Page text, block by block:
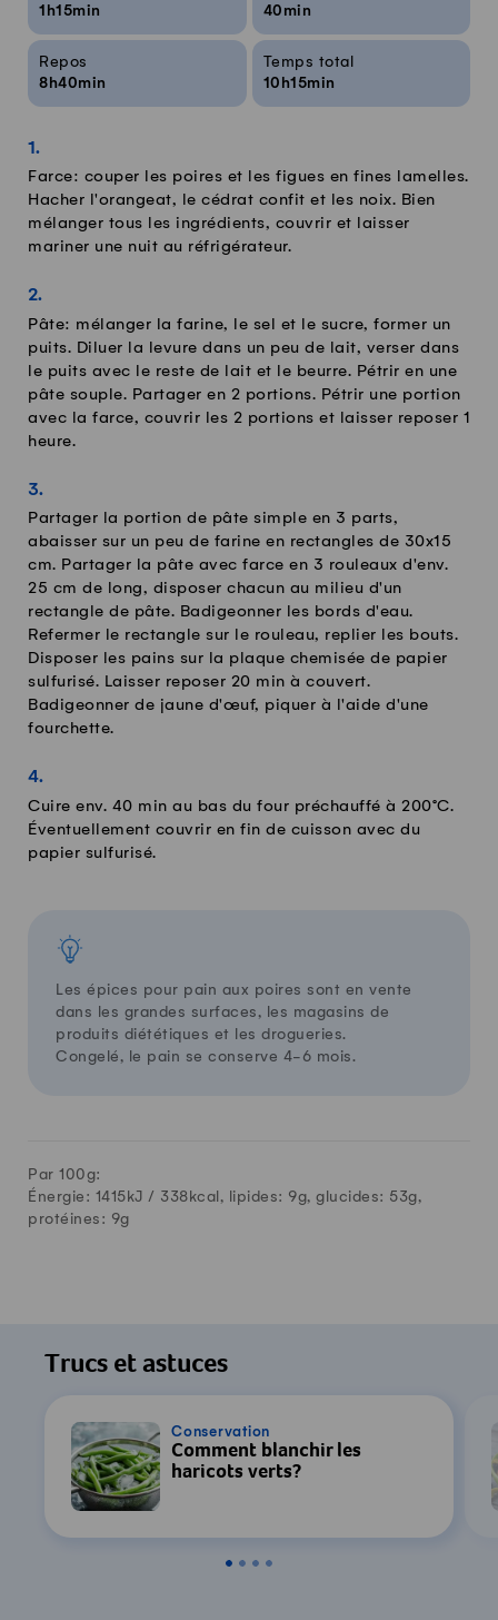
1h15min
40min
Repos
8h40min
Temps total
10h15min
Farce: couper les poires et les figues en fines lamelles.
Hacher l'orangeat, le cédrat confit et les noix. Bien
mélanger tous les ingrédients, couvrir et laisser
mariner une nuit au réfrigérateur.
Pâte: mélanger la farine, le sel et le sucre, former un
puits. Diluer la levure dans un peu de lait, verser dans
le puits avec le reste de lait et le beurre. Pétrir en une
pâte souple. Partager en 2 portions. Pétrir une portion
avec la farce, couvrir les 2 portions et laisser reposer 1
heure.
Partager la portion de pâte simple en 3 parts,
abaisser sur un peu de farine en rectangles de 30x15
cm. Partager la pâte avec farce en 3 rouleaux d'env.
25 cm de long, disposer chacun au milieu d'un
rectangle de pâte. Badigeonner les bords d'eau.
Refermer le rectangle sur le rouleau, replier les bouts.
Disposer les pains sur la plaque chemisée de papier
sulfurisé. Laisser reposer 20 min à couvert.
Badigeonner de jaune d'œuf, piquer à l'aide d'une
fourchette.
Cuire env. 40 min au bas du four préchauffé à 200°C.
Éventuellement couvrir en fin de cuisson avec du
papier sulfurisé.
Les épices pour pain aux poires sont en vente
dans les grandes surfaces, les magasins de
produits diététiques et les drogueries.
Congelé, le pain se conserve 4-6 mois.
Par 100g:
Énergie: 1415kJ / 338kcal, lipides: 9g, glucides: 53g,
protéines: 9g
Trucs et astuces
Conservation
Comment blanchir les
haricots verts?